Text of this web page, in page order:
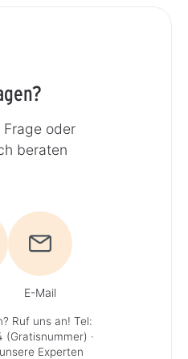
oder
beraten
E-Mail
Ruf uns an! Tel:
(Gratisnummer) ·
Experten